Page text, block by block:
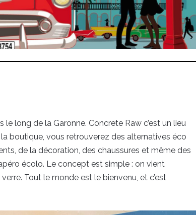
long de la Garonne. Concrete Raw c’est un lieu
boutique, vous retrouverez des alternatives éco
de la décoration, des chaussures et même des
écolo. Le concept est simple : on vient
Tout le monde est le bienvenu, et c’est